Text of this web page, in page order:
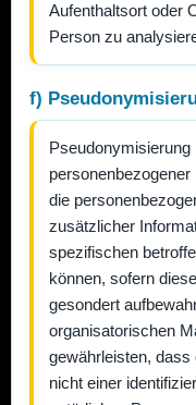
Aufenthaltsort oder
Person zu
f)
Pseudonymisierung
die
zusätzlicher
spezifischen
können, sofern
gesondert
organisatorischen
gewährleisten, dass
nicht einer